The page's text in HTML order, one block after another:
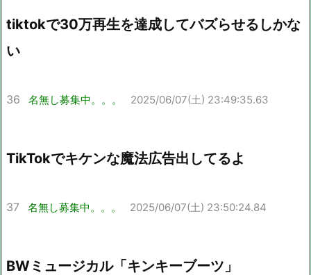
tiktokで30万再生を達成してバズらせるしかな
い
36 名無し募集中。。。 2025/06/07(土) 23:49:35.63
TikTokでキケンな魔法広告出してるよ
37 名無し募集中。。。 2025/06/07(土) 23:50:24.84
BWミュージカル「キンキーブーツ」